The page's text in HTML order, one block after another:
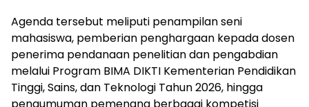
Agenda tersebut meliputi penampilan seni
mahasiswa, pemberian penghargaan kepada dosen
penerima pendanaan penelitian dan pengabdian
melalui Program BIMA DIKTI Kementerian Pendidikan
Tinggi, Sains, dan Teknologi Tahun 2026, hingga